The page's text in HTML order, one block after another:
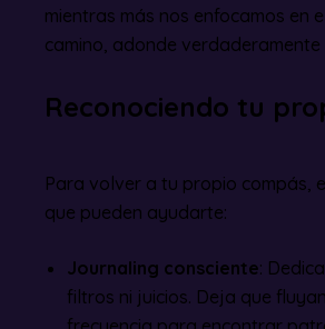
mientras más nos enfocamos en
camino, adonde
Reconociendo tu
Para volver a tu propio compás,
que pueden ayudarte:
Journaling consciente:
filtros ni juicios. Deja que